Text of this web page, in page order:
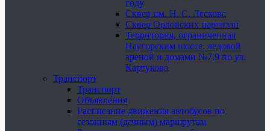
году
Сквер им. Н. С. Лескова
Сквер Орловских партизан
Территория, ограниченная
Наугорским шоссе, ледовой
ареной и домами №7,9 по ул.
Картукова
Транспорт
Транспорт
Объявления
Расписание движения автобусов по
сезонным (дачным) маршрутам